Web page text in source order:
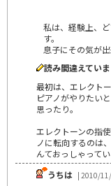
私は、経験上、
す。
息子にその気が
読み間違えていま
最初は、エレクトー
ピアノがやりたい
思ったり。
エレクトーンの指
ノに転向するのは
んておっしゃって
うちは | 2010/